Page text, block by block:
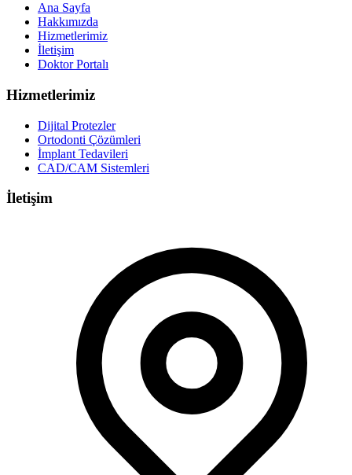
Ana Sayfa
Hakkımızda
Hizmetlerimiz
İletişim
Doktor Portalı
Hizmetlerimiz
Dijital Protezler
Ortodonti Çözümleri
İmplant Tedavileri
CAD/CAM Sistemleri
İletişim